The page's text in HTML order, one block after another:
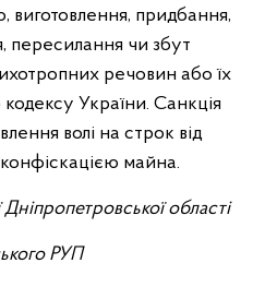
виготовлення, придбання,
пересилання чи збут
речовин або їх
України. Санкція
волі на строк від
майна.
Дніпропетровської області
РУП